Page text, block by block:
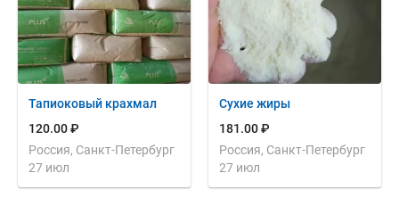
Тапиоковый крахмал
120.00 ₽
Россия, Санкт-Петербург
27 июл
Сухие жиры
181.00 ₽
Россия, Санкт-Петербург
27 июл